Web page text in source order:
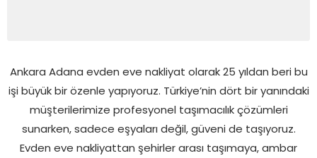
Ankara Adana evden eve nakliyat olarak 25 yıldan beri bu
işi büyük bir özenle yapıyoruz. Türkiye’nin dört bir yanındaki
müşterilerimize profesyonel taşımacılık çözümleri
sunarken, sadece eşyaları değil, güveni de taşıyoruz.
Evden eve nakliyattan şehirler arası taşımaya, ambar